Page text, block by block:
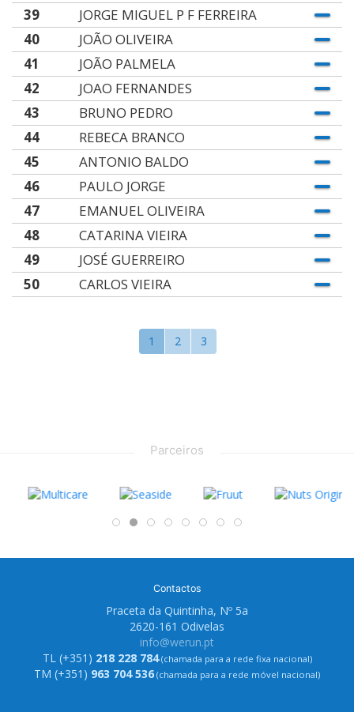
39
JORGE MIGUEL P F FERREIRA
40
JOÃO OLIVEIRA
41
JOÃO PALMELA
42
JOAO FERNANDES
43
BRUNO PEDRO
44
REBECA BRANCO
45
ANTONIO BALDO
46
PAULO JORGE
47
EMANUEL OLIVEIRA
48
CATARINA VIEIRA
49
JOSÉ GUERREIRO
50
CARLOS VIEIRA
1 2 3
Parceiros
Contactos
Praceta da Quintinha, Nº 5a
2620-161 Odivelas
info@werun.pt
TL (+351) 218 228 784(chamada para a rede fixa nacional)
TM (+351) 963 704 536 (chamada para a rede móvel nacional)